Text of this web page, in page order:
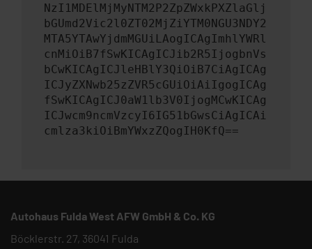
NzI1MDElMjMyNTM2P2ZpZWxkPXZlaGlj
bGUmd2Vic2l0ZT02MjZiYTM0NGU3NDY2
MTA5YTAwYjdmMGUiLAogICAgImhlYWRl
cnMiOiB7fSwKICAgICJib2R5IjogbnVs
bCwKICAgICJleHBlY3QiOiB7CiAgICAg
ICJyZXNwb25zZVR5cGUiOiAiIgogICAg
fSwKICAgICJ0aW1lb3V0IjogMCwKICAg
ICJwcm9ncmVzcyI6IG51bGwsCiAgICAi
cmlza3kiOiBmYWxzZQogIH0KfQ==
Autohaus Fulda West AFW GmbH & Co. KG
Böcklerstr. 27, 36041 Fulda